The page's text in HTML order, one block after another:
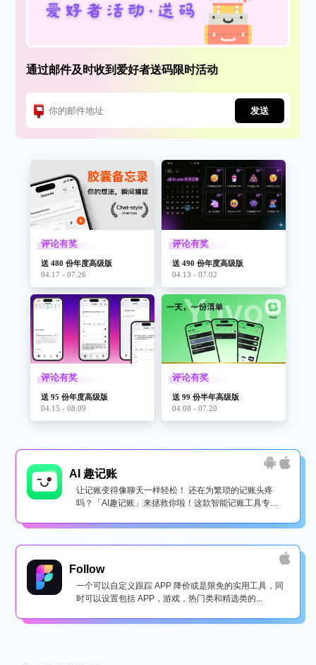
通过邮件及时收到爱好者送码限时活动
发送
评论有奖
送 480 份年度高级版
04.17 - 07.26
评论有奖
送 490 份年度高级版
04.13 - 07.02
评论有奖
送 95 份年度高级版
04.15 - 08.09
评论有奖
送 99 份半年高级版
04.08 - 07.20
AI 趣记账
让记账变得像聊天一样轻松！ 还在为繁琐的记账头疼
吗？「AI趣记账」来拯救你啦！这款智能记账工具专为
Follow
一个可以自定义跟踪 APP 降价或是限免的实用工具，同
时可以设置包括 APP，游戏，热门类和精选类的...